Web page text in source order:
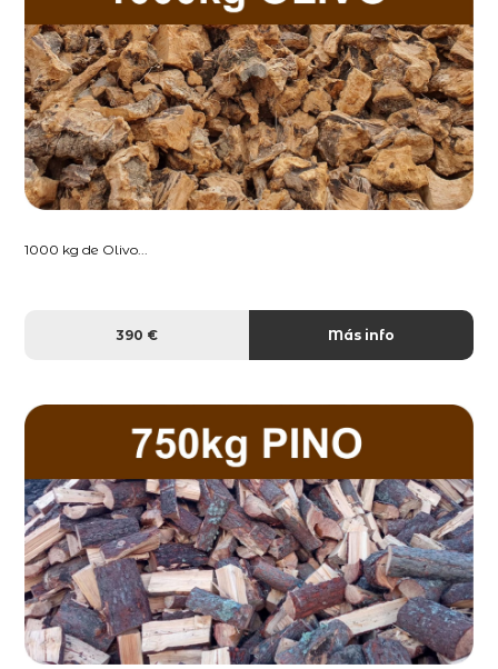
1000 kg de Olivo...
390 € Más info